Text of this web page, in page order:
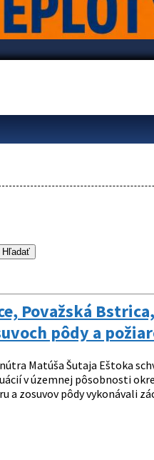
Považská
pôdy a
Matúša Šutaja Eštoka
v územnej pôsobnosti
a zosuvov pôdy vykonávali